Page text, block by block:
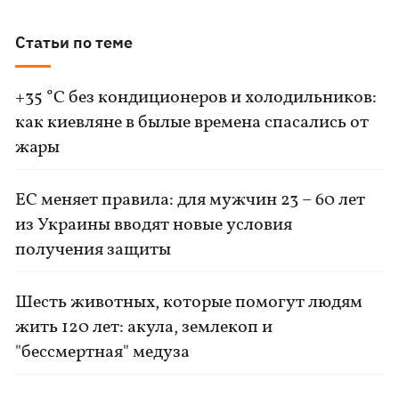
Статьи по теме
+35 °C без кондиционеров и холодильников:
как киевляне в былые времена спасались от
жары
ЕС меняет правила: для мужчин 23 – 60 лет
из Украины вводят новые условия
получения защиты
Шесть животных, которые помогут людям
жить 120 лет: акула, землекоп и
"бессмертная" медуза